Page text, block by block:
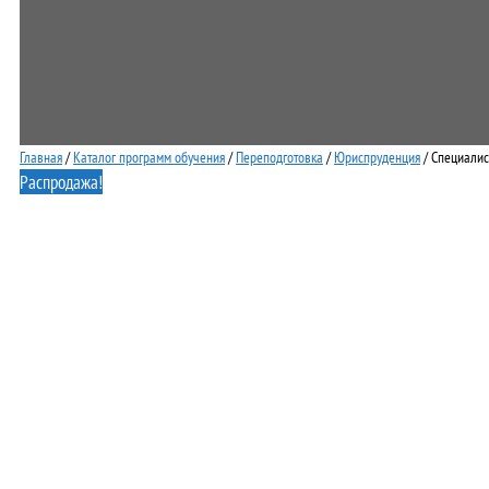
Главная/Каталог программ обучения/Переподготовка /Юриспруденция/
Распродажа!